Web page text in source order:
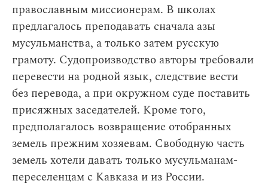
православным миссионерам. В школах
предлагалось преподавать сначала азы
мусульманства, а только затем русскую
грамоту. Судопроизводство авторы требовали
перевести на родной язык, следствие вести
без перевода, а при окружном суде поставить
присяжных заседателей. Кроме того,
предполагалось возвращение отобранных
земель прежним хозяевам. Свободную часть
земель хотели давать только мусульманам-
переселенцам с Кавказа и из России.